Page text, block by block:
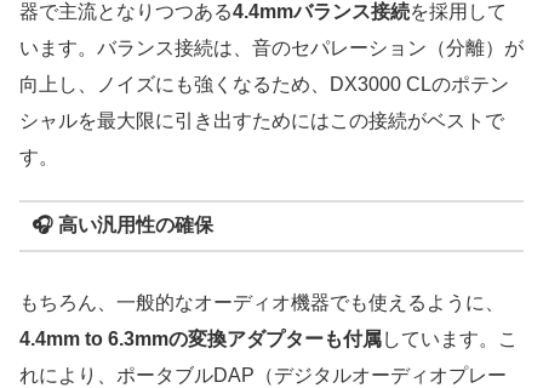
器で主流となりつつある4.4mmバランス接続を採用して
います。バランス接続は、音のセパレーション（分離）が
向上し、ノイズにも強くなるため、DX3000 CLのポテン
シャルを最大限に引き出すためにはこの接続がベストで
す。
🎧 高い汎用性の確保
もちろん、一般的なオーディオ機器でも使えるように、
4.4mm to 6.3mmの変換アダプターも付属しています。こ
れにより、ポータブルDAP（デジタルオーディオプレー